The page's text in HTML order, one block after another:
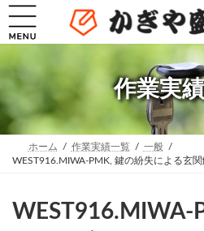
コ
テ
へ
ッ
プ
ナ
ゲ
ョ
移
動
作業実
ホーム 作業実績一覧
一般
WEST916.MIWA-PMK, 鍵の紛失による玄関
WEST916.MIWA-